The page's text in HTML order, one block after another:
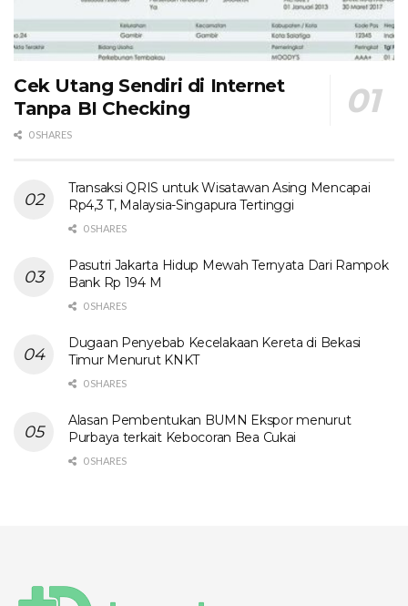
Cek Utang Sendiri di Internet
Tanpa BI Checking
0 SHARES
Transaksi QRIS untuk Wisatawan Asing Mencapai
Rp4,3 T, Malaysia-Singapura Tertinggi
0 SHARES
Pasutri Jakarta Hidup Mewah Ternyata Dari Rampok
Bank Rp 194 M
0 SHARES
Dugaan Penyebab Kecelakaan Kereta di Bekasi
Timur Menurut KNKT
0 SHARES
Alasan Pembentukan BUMN Ekspor menurut
Purbaya terkait Kebocoran Bea Cukai
0 SHARES